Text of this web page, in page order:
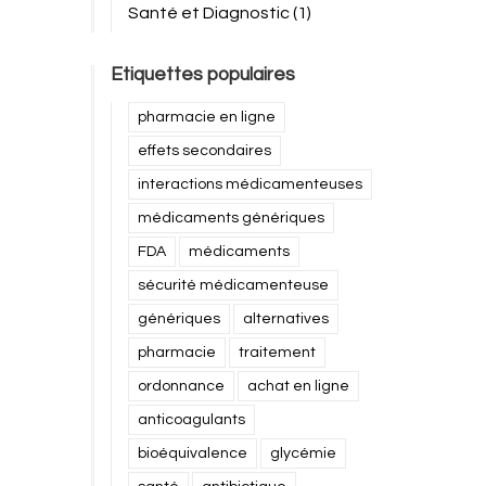
Santé et Diagnostic(1)
Etiquettes populaires
pharmacie en ligne
effets secondaires
interactions médicamenteuses
médicaments génériques
FDA médicaments
sécurité médicamenteuse
génériques alternatives
pharmacie traitement
ordonnance achat en ligne
anticoagulants
bioéquivalence glycémie